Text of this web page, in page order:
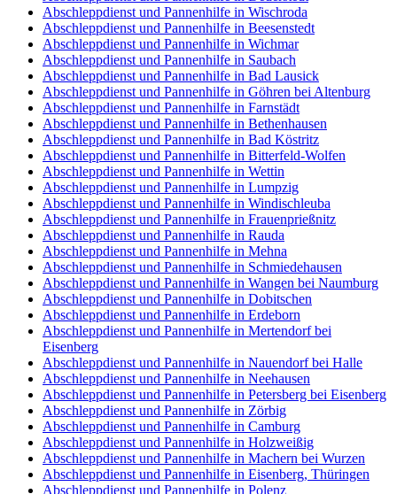
Abschleppdienst und Pannenhilfe in Wischroda
Abschleppdienst und Pannenhilfe in Beesenstedt
Abschleppdienst und Pannenhilfe in Wichmar
Abschleppdienst und Pannenhilfe in Saubach
Abschleppdienst und Pannenhilfe in Bad Lausick
Abschleppdienst und Pannenhilfe in Göhren bei Altenburg
Abschleppdienst und Pannenhilfe in Farnstädt
Abschleppdienst und Pannenhilfe in Bethenhausen
Abschleppdienst und Pannenhilfe in Bad Köstritz
Abschleppdienst und Pannenhilfe in Bitterfeld-Wolfen
Abschleppdienst und Pannenhilfe in Wettin
Abschleppdienst und Pannenhilfe in Lumpzig
Abschleppdienst und Pannenhilfe in Windischleuba
Abschleppdienst und Pannenhilfe in Frauenprießnitz
Abschleppdienst und Pannenhilfe in Rauda
Abschleppdienst und Pannenhilfe in Mehna
Abschleppdienst und Pannenhilfe in Schmiedehausen
Abschleppdienst und Pannenhilfe in Wangen bei Naumburg
Abschleppdienst und Pannenhilfe in Dobitschen
Abschleppdienst und Pannenhilfe in Erdeborn
Abschleppdienst und Pannenhilfe in Mertendorf bei
Eisenberg
Abschleppdienst und Pannenhilfe in Nauendorf bei Halle
Abschleppdienst und Pannenhilfe in Neehausen
Abschleppdienst und Pannenhilfe in Petersberg bei Eisenberg
Abschleppdienst und Pannenhilfe in Zörbig
Abschleppdienst und Pannenhilfe in Camburg
Abschleppdienst und Pannenhilfe in Holzweißig
Abschleppdienst und Pannenhilfe in Machern bei Wurzen
Abschleppdienst und Pannenhilfe in Eisenberg, Thüringen
Abschleppdienst und Pannenhilfe in Polenz